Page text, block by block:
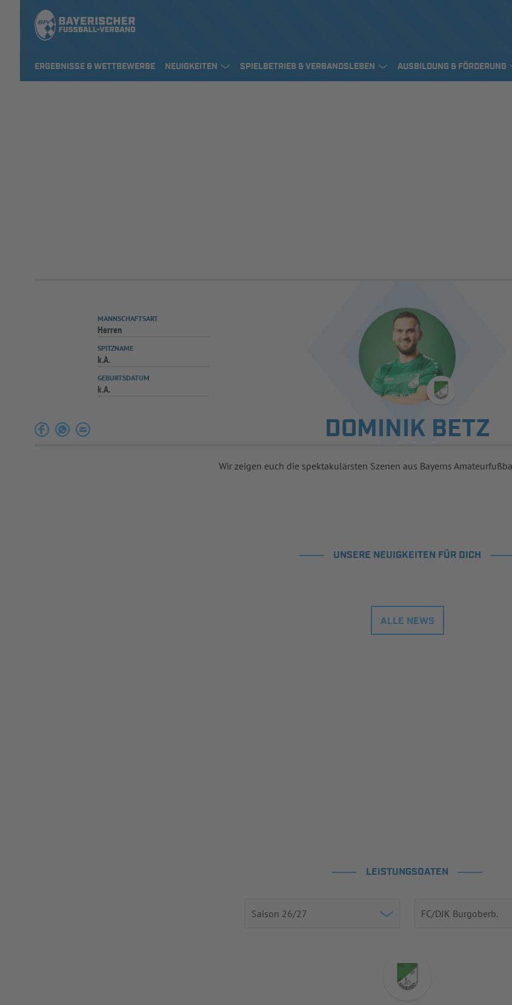
ERGEBNISSE & WETTBEWERBE NEUIGKEITEN SPIELBETRIEB & VERBANDSLEBEN AUSBILDUNG & FÖRDERUNG
DOMINIK BETZ
MANNSCHAFTSART
Herren
SPITZNAME
k.A.
GEBURTSDATUM
k.A.
Wir zeigen euch die spektakulärsten Szenen aus Bayerns
UNSERE NEUIGKEITEN FÜR DICH
ALLE NEWS
LEISTUNGSDATEN